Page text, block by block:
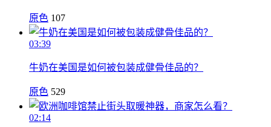
原色 107
03:39
牛奶在美国是如何被包装成健骨佳品的？
原色 529
02:14